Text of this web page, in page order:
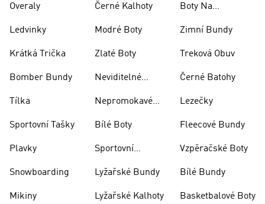
Overaly
Ledvinky
Krátká Trička
Bomber Bundy
Tílka
Sportovní Tašky
Plavky
Snowboarding
Mikiny
Černé Kalhoty
Modré Boty
Zlaté Boty
Neviditelné
Nepromokavé
Bílé Boty
Sportovní
Lyžařské Bundy
Lyžařské Kalhoty
Boty Na
Zimní Bundy
Treková Obuv
Černé Batohy
Lezečky
Fleecové Bundy
Vzpěračské Boty
Bílé Bundy
Basketbalové Boty